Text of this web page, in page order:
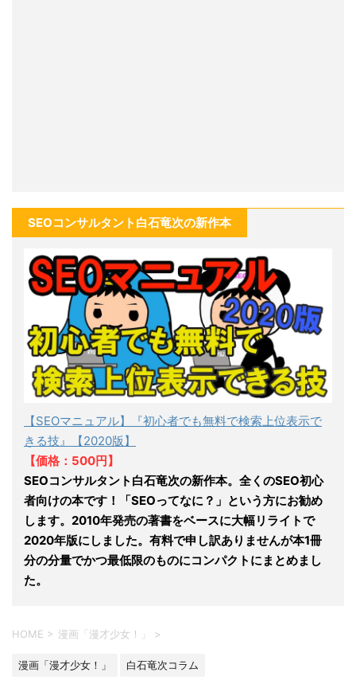
SEOコンサルタント白石竜次の新作本
【SEOマニュアル】『初心者でも無料で検索上位表示で
きる技』【2020版】
【価格：500円】
SEOコンサルタント白石竜次の新作本。全くのSEO初心
者向けの本です！「SEOってなに？」という方にお勧め
します。2010年発売の著書をベースに大幅リライトで
2020年版にしました。有料で申し訳ありませんが本1冊
分の分量でかつ最低限のものにコンパクトにまとめまし
た。
HOME > 漫画「漫才少女！」 >
漫画「漫才少女！」 白石竜次コラム